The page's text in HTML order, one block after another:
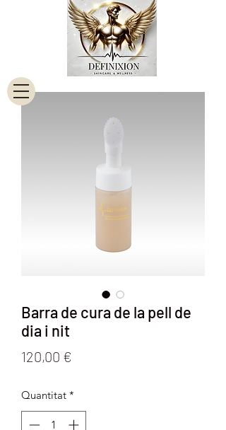
Barra de cura de la pell de
dia i nit
120,00 €
Quantitat *